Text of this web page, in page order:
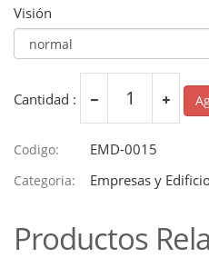
Visión
Cantidad :
Codigo: EMD-0015
Categoria: Empresas y
Productos